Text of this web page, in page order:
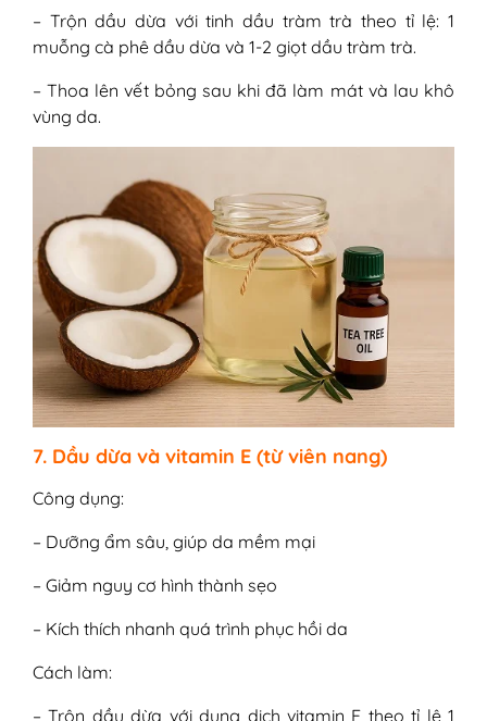
– Trộn dầu dừa với tinh dầu tràm trà theo tỉ lệ: 1
muỗng cà phê dầu dừa và 1-2 giọt dầu tràm trà.
– Thoa lên vết bỏng sau khi đã làm mát và lau khô
vùng da.
7. Dầu dừa và vitamin E (từ viên nang)
Công dụng:
– Dưỡng ẩm sâu, giúp da mềm mại
– Giảm nguy cơ hình thành sẹo
– Kích thích nhanh quá trình phục hồi da
Cách làm:
– Trộn dầu dừa với dung dịch vitamin E theo tỉ lệ 1